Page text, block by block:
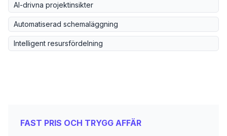
AI-drivna projektinsikter
Automatiserad schemaläggning
Intelligent resursfördelning
FAST PRIS OCH TRYGG AFFÄR